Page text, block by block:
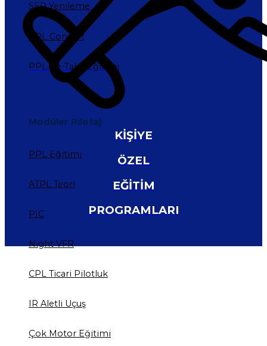
SEP Yenileme
PPL Convert
PPL Re-Take Eğitimi
Modüler Pilotaj
PPL Eğitimi
ATPL Teori
PIC
Night VFR
CPL Ticari Pilotluk
IR Aletli Uçuş
Çok Motor Eğitimi
KİŞİYE
ÖZEL
EĞİTİM
PROGRAMLARI